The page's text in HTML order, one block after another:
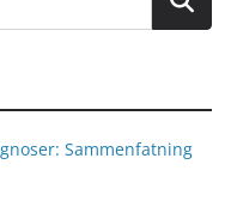
Sammenfatning